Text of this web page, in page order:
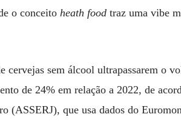
o conceito heath food traz uma vibe
cervejas sem álcool ultrapassarem o
de 24% em relação a 2022, de
(ASSERJ), que usa dados do